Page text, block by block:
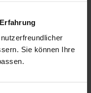
Sie können Ihre
old bookmarks to the
detailsviewer/
viewer.html